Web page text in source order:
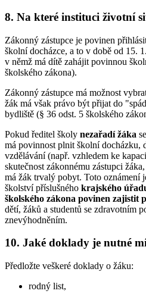
8. Na které instituci životní
Zákonný zástupce je povinen
školní docházce, a to v době od 15.
v němž má dítě zahájit povinnou
školského zákona).
Zákonný zástupce má možnost
žák má však právo být přijat do
bydliště (§ 36 odst. 5 školského
Pokud ředitel školy nezařadí žáka
má povinnost plnit školní docházku,
vzdělávání (např. vzhledem ke
skutečnost zákonnému zástupci
má žák trvalý pobyt. Toto oznámení
školství příslušného krajského
školského zákona povinen zajistit
dětí, žáků a studentů se zdravotním
znevýhodněním.
10. Jaké doklady je nutné
Předložte veškeré doklady o žáku:
rodný list,